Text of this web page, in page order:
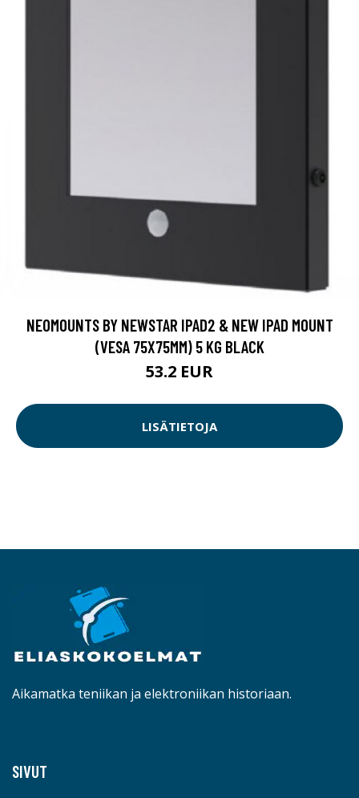
NEOMOUNTS BY NEWSTAR IPAD2 & NEW IPAD MOUNT
(VESA 75X75MM) 5 KG BLACK
53.2 EUR
LISÄTIETOJA
Aikamatka teniikan ja elektroniikan historiaan.
SIVUT